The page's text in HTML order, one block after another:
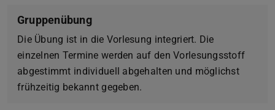
Gruppenübung
Die Übung ist in die Vorlesung integriert. Die
einzelnen Termine werden auf den Vorlesungsstoff
abgestimmt individuell abgehalten und möglichst
frühzeitig bekannt gegeben.